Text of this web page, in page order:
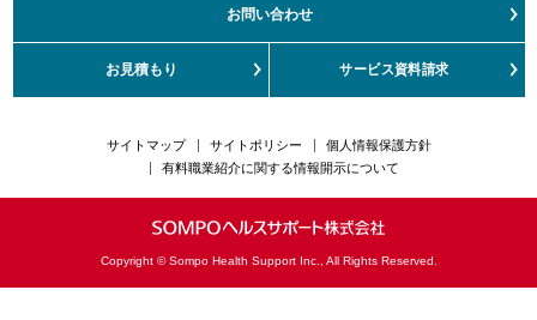
お問い合わせ
お見積もり サービス資料請求
サイトマップ サイトポリシー
個人情報保護方針
有料職業紹介に関する情報開示について
Copyright © Sompo Health Support Inc., All Rights Reserved.